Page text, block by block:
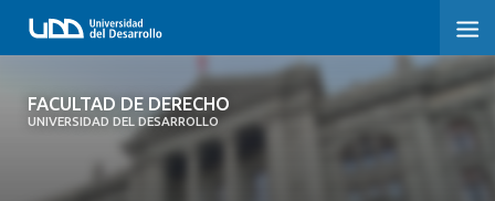
FACULTAD DE DERECHO
UNIVERSIDAD DEL DESARROLLO
FACULTAD DE DERECHO